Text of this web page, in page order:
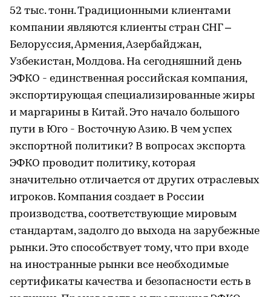
52 тыс. тонн. Традиционными клиентами
компании являются клиенты стран СНГ –
Белоруссия, Армения, Азербайджан,
Узбекистан, Молдова. На сегодняшний день
ЭФКО - единственная российская компания,
экспортирующая специализированные жиры
и маргарины в Китай. Это начало большого
пути в Юго - Восточную Азию. В чем успех
экспортной политики? В вопросах экспорта
ЭФКО проводит политику, которая
значительно отличается от других отраслевых
игроков. Компания создает в России
производства, соответствующие мировым
стандартам, задолго до выхода на зарубежные
рынки. Это способствует тому, что при входе
на иностранные рынки все необходимые
сертификаты качества и безопасности есть в